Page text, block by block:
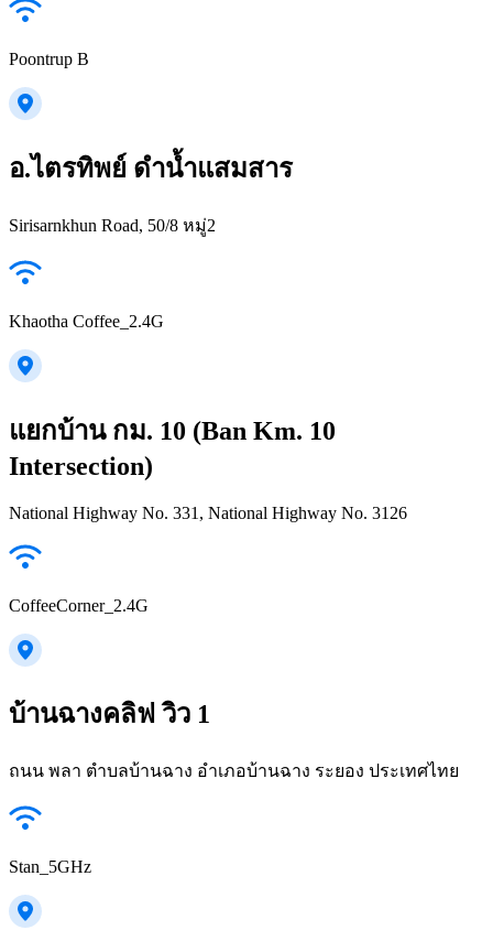
Poontrup B
อ.ไตรทิพย์ ดำน้ำแสมสาร
Sirisarnkhun Road, 50/8 หมู่2
Khaotha Coffee_2.4G
แยกบ้าน กม. 10 (Ban Km. 10
Intersection)
National Highway No. 331, National Highway No. 3126
CoffeeCorner_2.4G
บ้านฉางคลิฟ วิว 1
ถนน พลา ตำบลบ้านฉาง อำเภอบ้านฉาง ระยอง ประเทศไทย
Stan_5GHz